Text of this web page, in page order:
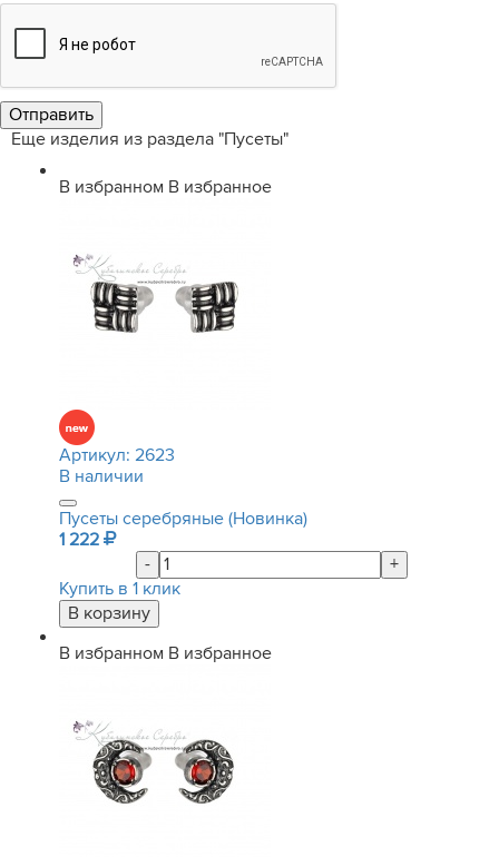
Еще изделия из раздела "Пусеты"
В избранном В избранное
Артикул: 2623
В наличии
Пусеты серебряные (Новинка)
1 222
-
+
Купить в 1 клик
В избранном В избранное